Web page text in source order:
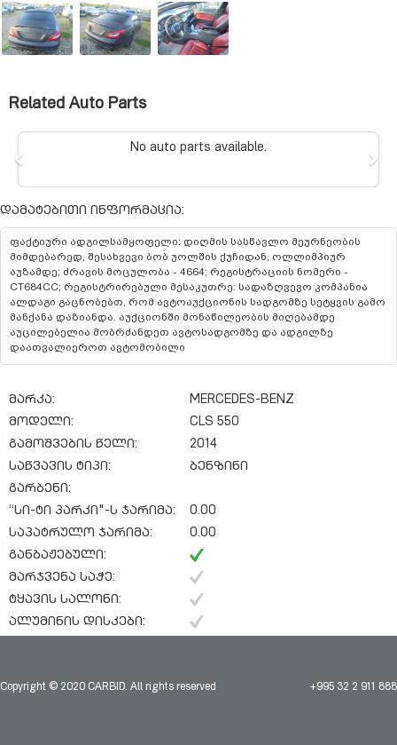
Related Auto Parts
No auto parts available.
Previous
დამატებითი ინფორმაცია:
ფაქტიური ადგილსამყოფელი: დიღმის სასწავლო მეურნეობის
მიმდებარედ, შესახვევი ბობ უოლშის ქუჩიდან, ოლლიმპიურ
აუზამდე; ძრავის მოცულობა - 4664; რეგისტრაციის ნომერი -
CT684CC; რეგისტრირებული მესაკუთრე: სადაზღვევო კომპანია
ალდაგი გაცნობებთ, რომ ავტოაუქციონის სადგომზე სეტყვის გამო
მანქანა დაზიანდა. აუქციონში მონაწილეობის მიღებამდე
აუცილებელია მობრძანდეთ ავტოსადგომზე და ადგილზე
დაათვალიეროთ ავტომობილი
მარკა:
MERCEDES-BENZ
მოდელი:
CLS 550
გამოშვების წელი:
2014
საწვავის ტიპი:
ბენზინი
გარბენი:
“სი-ტი პარკი"-ს ჯარიმა:
0.00
საპატრულო ჯარიმა:
0.00
განბაჟებული:
მარჯვენა საჭე:
ტყავის სალონი:
ალუმინის დისკები:
Copyright © 2020 CARBID. All rights reserved +995 32 2 911 888